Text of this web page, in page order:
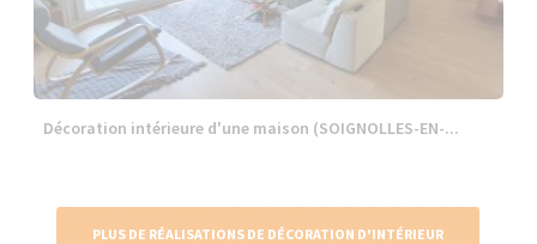
Décoration intérieure d'une maison (SOIGNOLLES-EN-...
PLUS DE RÉALISATIONS DE DÉCORATION D'INTÉRIEUR